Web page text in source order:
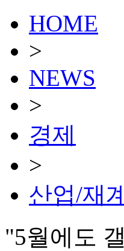
HOME
>
NEWS
>
경제
>
산업/재
"5월에도